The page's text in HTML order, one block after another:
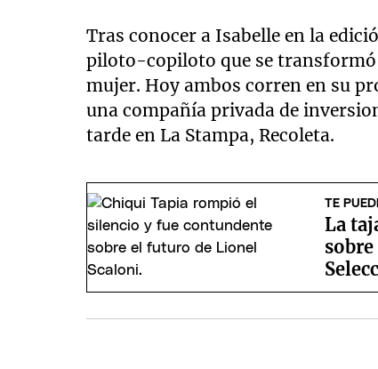
Tras conocer a Isabelle en la
piloto-copiloto que se
mujer. Hoy ambos corren en su
una compañía privada de
tarde en La Stampa, Recoleta.
TE
La